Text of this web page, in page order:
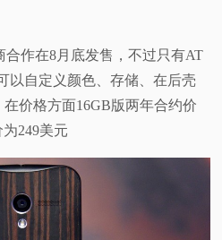
作在8月底发售，不过只有AT
以自定义颜色、存储、在后壳
价格方面16GB版两年合约价
249美元